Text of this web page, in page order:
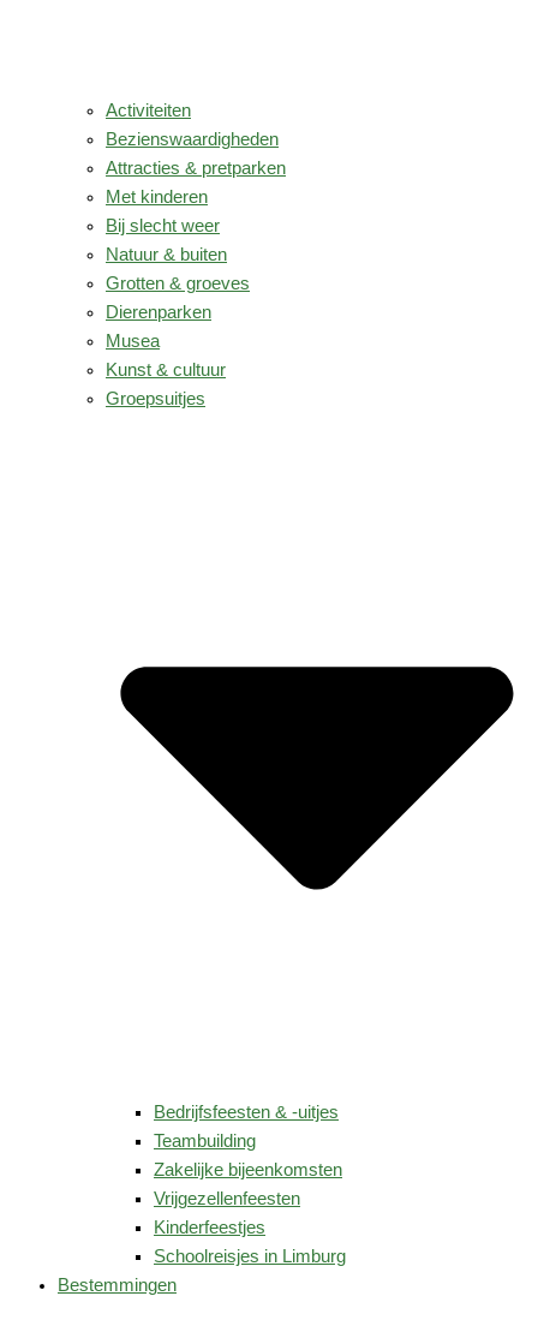
Activiteiten
Bezienswaardigheden
Attracties & pretparken
Met kinderen
Bij slecht weer
Natuur & buiten
Grotten & groeves
Dierenparken
Musea
Kunst & cultuur
Groepsuitjes
Bedrijfsfeesten & -uitjes
Teambuilding
Zakelijke bijeenkomsten
Vrijgezellenfeesten
Kinderfeestjes
Schoolreisjes in Limburg
Bestemmingen